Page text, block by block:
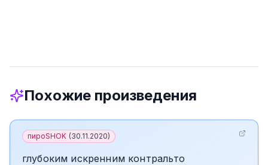
Похожие произведения
пироSHOK (30.11.2020)
глубоким искренним контральто